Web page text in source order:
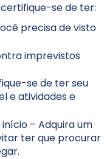
se de ter:
precisa de visto
imprevistos
se de ter seu
e atividades e
– Adquira um
ter que procurar